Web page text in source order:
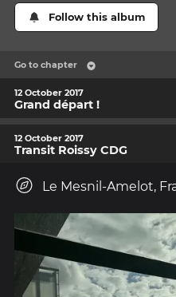
Follow this album
Go to chapter
12 October 2017
Grand départ !
12 October 2017
Transit Roissy CDG
Le Mesnil-Amelot,